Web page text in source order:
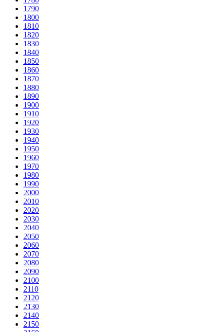
1790
1800
1810
1820
1830
1840
1850
1860
1870
1880
1890
1900
1910
1920
1930
1940
1950
1960
1970
1980
1990
2000
2010
2020
2030
2040
2050
2060
2070
2080
2090
2100
2110
2120
2130
2140
2150